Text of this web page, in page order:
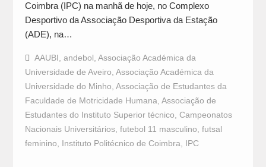
Coimbra (IPC) na manhã de hoje, no Complexo
Desportivo da Associação Desportiva da Estação
(ADE), na…
AAUBI, andebol, Associação Académica da
Universidade de Aveiro, Associação Académica da
Universidade do Minho, Associação de Estudantes da
Faculdade de Motricidade Humana, Associação de
Estudantes do Instituto Superior técnico, Campeonatos
Nacionais Universitários, futebol 11 masculino, futsal
feminino, Instituto Politécnico de Coimbra, IPC